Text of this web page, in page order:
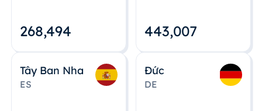
268,495 443,008
Tây Ban Nha
ES
Đức
DE